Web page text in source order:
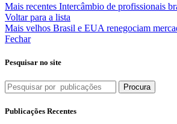
Mais recentes Intercâmbio de profissionais
Voltar para a lista
Mais velhos Brasil e EUA renegociam
Fechar
Pesquisar no site
Procura
Publicações Recentes